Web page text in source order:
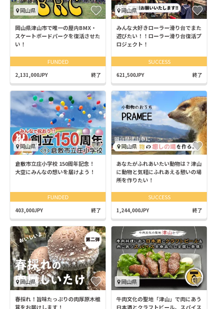
岡山県
岡山県津山市で唯一の屋内BMX・
スケートボードパークを復活させた
い！
FUNDED
2,131,000JPY 終了
岡山県
みんな大好きローラー滑り台でまた
遊びたい！！ローラー滑り台復活プ
ロジェクト！
SUCCESS
621,500JPY 終了
岡山県
倉敷市立庄小学校 150周年記念！
大空にみんなの想いを届けよう！
FUNDED
403,000JPY 終了
岡山県
あなたがふれあいたい動物は？津山
に動物と気軽にふれあえる憩いの場
所を作りたい！
SUCCESS
1,244,000JPY 終了
岡山県
春採れ！旨味たっぷりの肉厚原木椎
茸をお届けします！
岡山県
牛肉文化の聖地「津山」で肉にあう
日本酒とクラフトビール、スパイス